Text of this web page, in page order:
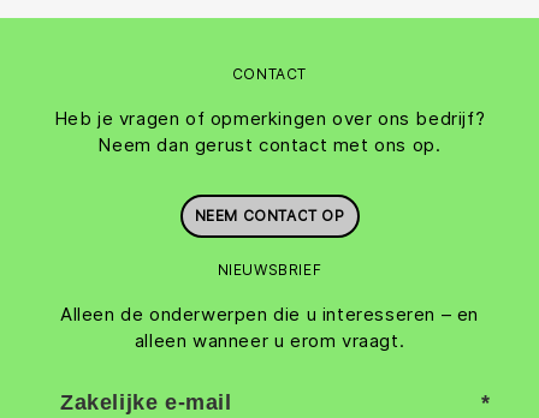
CONTACT
Heb je vragen of opmerkingen over ons bedrijf?
Neem dan gerust contact met ons op.
NEEM CONTACT OP
NIEUWSBRIEF
Alleen de onderwerpen die u interesseren – en
alleen wanneer u erom vraagt.
Zakelijke e-mail